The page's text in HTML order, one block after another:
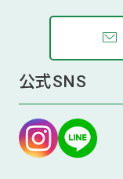
公式SNS